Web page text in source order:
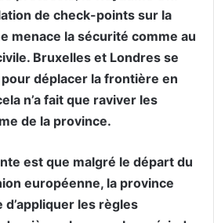
de check-points sur la
menace la sécurité comme au
Bruxelles et Londres se
déplacer la frontière en
n’a fait que raviver les
de la province.
est que malgré le départ du
européenne, la province
les règles